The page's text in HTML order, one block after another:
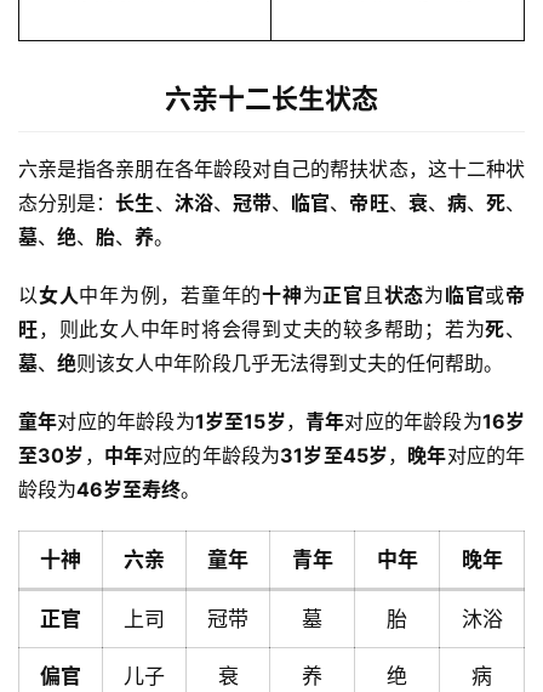
六亲十二长生状态
六亲是指各亲朋在各年龄段对自己的帮扶状态，这十二种状
态分别是：长生、 沐浴、 冠带、 临官、 帝旺、 衰、 病、死、
墓、 绝、 胎、 养。
以女人中年为例，若童年的十神为正官且状态为临官或帝
旺，则此女人中年时将会得到丈夫的较多帮助；若为死、
墓、 绝则该女人中年阶段几乎无法得到丈夫的任何帮助。
童年对应的年龄段为1岁至15岁，青年对应的年龄段为16岁
至30岁 ， 中年对应的年龄段为31岁至45岁， 晚年对应的年
龄段为46岁至寿终。
十神 六亲 童年 青年 中年 晚年
正官 上司 冠带 墓 胎 沐浴
偏官 儿子 衰 养 绝 病